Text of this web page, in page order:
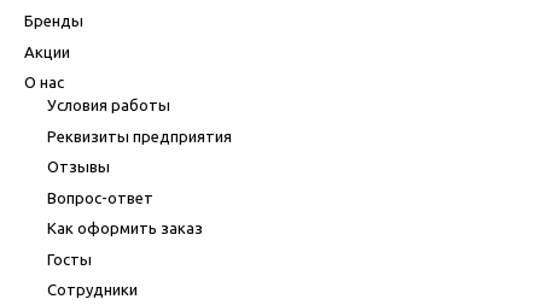
Бренды
Акции
О нас
Условия работы
Реквизиты предприятия
Отзывы
Вопрос-ответ
Как оформить заказ
Госты
Сотрудники